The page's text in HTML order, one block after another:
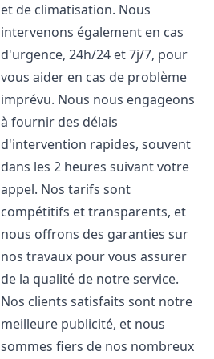
et de climatisation. Nous
intervenons également en cas
d'urgence, 24h/24 et 7j/7, pour
vous aider en cas de problème
imprévu. Nous nous engageons
à fournir des délais
d'intervention rapides, souvent
dans les 2 heures suivant votre
appel. Nos tarifs sont
compétitifs et transparents, et
nous offrons des garanties sur
nos travaux pour vous assurer
de la qualité de notre service.
Nos clients satisfaits sont notre
meilleure publicité, et nous
sommes fiers de nos nombreux